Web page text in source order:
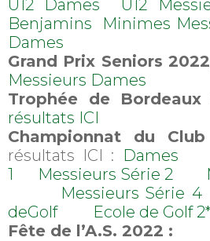
U12 Dames U12
Benjamins Minimes
Dames
Grand Prix Seniors
Messieurs Dames
Trophée de
résultats ICI
Championnat du
résultats ICI : Dames
1 Messieurs Série 2
Messieurs
deGolf Ecole de Golf
Fête de l’A.S. 2022 :